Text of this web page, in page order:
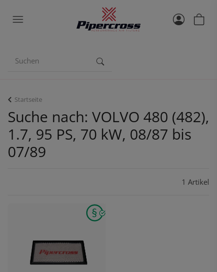
Startseite
Suche nach: VOLVO 480 (482),
1.7, 95 PS, 70 kW, 08/87 bis
07/89
1 Artikel